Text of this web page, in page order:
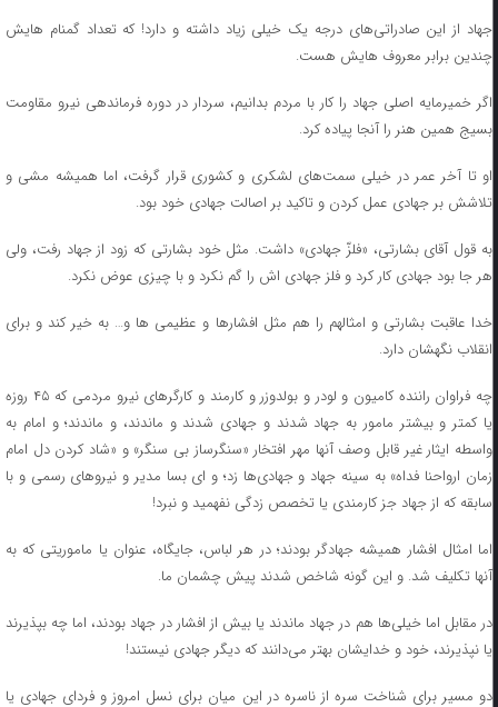
جهاد از این صادراتی‌های درجه یک خیلی زیاد داشته و دارد! که تعداد گمنام هایش
چندین برابر معروف هایش هست.
اگر خمیرمایه اصلی جهاد را کار با مردم بدانیم، سردار در دوره فرماندهی نیرو مقاومت
بسیج همین هنر را آنجا پیاده کرد.
او تا آخر عمر در خیلی سمت‌های لشکری و کشوری قرار گرفت، اما همیشه مشی و
تلاشش بر جهادی عمل کردن و تاکید بر اصالت جهادی خود بود.
به قول آقای بشارتی، «فلزّ جهادی» داشت. مثل خود بشارتی که زود از جهاد رفت، ولی
هر جا بود جهادی کار کرد و فلز جهادی اش را گم نکرد و با چیزی عوض نکرد.
خدا عاقبت بشارتی و امثالهم را هم مثل افشارها و عظیمی ها و… به خیر کند و برای
انقلاب نگهشان دارد.
چه فراوان راننده کامیون و لودر و بولدوزر و کارمند و کارگرهای نیرو مردمی که ۴۵ روزه
یا کمتر و بیشتر مامور به جهاد شدند و جهادی شدند و ماندند، و ماندند؛ و امام به
واسطه ایثار غیر قابل وصف آنها مهر افتخار «سنگرساز بی سنگر» و «شاد کردن دل امام
زمان ارواحنا فداه» به سینه جهاد و جهادی‌ها زد؛ و ای بسا مدیر و نیروهای رسمی و با
سابقه که از جهاد جز کارمندی یا تخصص زدگی نفهمید و نبرد!
اما امثال افشار همیشه جهادگر بودند؛ در هر لباس، جایگاه، عنوان یا ماموریتی که به
آنها تکلیف شد. و این گونه شاخص شدند پیش چشمان ما.
در مقابل اما خیلی‌ها هم در جهاد ماندند یا بیش از افشار در جهاد بودند، اما چه بپذیرند
یا نپذیرند، خود و خدایشان بهتر می‌دانند که دیگر جهادی نیستند!
دو مسیر برای شناخت سره از ناسره در این میان برای نسل امروز و فردای جهادی یا